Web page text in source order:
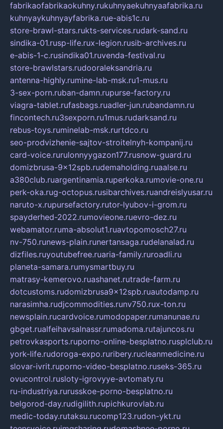
fabrikaofabrikaokuhny.rukuhnyaekuhnyaafabrika.ru
kuhnyaykuhnyayfabrika.rue-abis1c.ru
store-brawl-stars.rukts-services.rudark-sand.ru
sindika-01.rusp-life.rux-legion.rusib-archives.ru
e-abis-1-c.rusindika01.ruvenda-festival.ru
store-brawlstars.rudooraleksandria.ru
antenna-highly.rumine-lab-msk.ru1-mus.ru
3-sex-porn.ruban-damn.rupurse-factory.ru
viagra-tablet.rufasbags.ruadler-jun.rubandamn.ru
fincontech.ru3sexporn.ru1mus.rudarksand.ru
rebus-toys.ruminelab-msk.rurtdco.ru
seo-prodvizhenie-sajtov-stroitelnyh-kompanij.ru
card-voice.rurulonnyygazon177.rusnow-guard.ru
domizbrusa-9x12spb.rudemaholding.ruaalse.ru
a380club.ruargentinamia.ruperkoka.rumovie-one.ru
perk-oka.rug-octopus.rusibarchives.ruandreislyusar.ru
naruto-x.rupursefactory.rutor-lyubov-i-grom.ru
spayderhed-2022.rumovieone.ruevro-dez.ru
webamator.ruma-absolut1.ruavtopomosch27.ru
nv-750.runews-plain.runertansaga.rudelanalad.ru
dizfiles.ruyoutubefree.ruaria-family.ruroadli.ru
planeta-samara.rumysmartbuy.ru
matrasy-kemerovo.ruashanet.rutrade-farm.ru
dotcustoms.rudomizbrusa9x12spb.ruautodamp.ru
narasimha.rudjcommodities.runv750.rux-ton.ru
newsplain.rucardvoice.rumodopaper.rumanunae.ru
gbget.rualfeihavsalnassr.rumadoma.rutajuncos.ru
petrovkasports.ruporno-online-besplatno.rusplclub.ru
york-life.rudoroga-expo.ruribery.rucleanmedicine.ru
slovar-ivrit.ruporno-video-besplatno.ruseks-365.ru
ovucontrol.rusloty-igrovyye-avtomaty.ru
ru-industriya.rurusskoe-porno-besplatno.ru
belgorod-day.rudigilith.rupichkurovlab.ru
medic-today.rutaksu.rucomp123.rudon-ykt.ru